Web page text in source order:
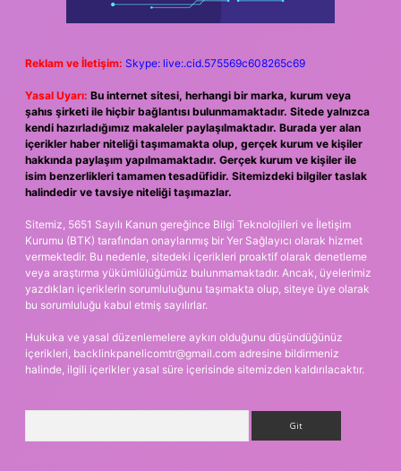
Reklam ve İletişim: Skype: live:.cid.575569c608265c69
Yasal Uyarı: Bu internet sitesi, herhangi bir marka, kurum veya
şahıs şirketi ile hiçbir bağlantısı bulunmamaktadır. Sitede yalnızca
kendi hazırladığımız makaleler paylaşılmaktadır. Burada yer alan
içerikler haber niteliği taşımamakta olup, gerçek kurum ve kişiler
hakkında paylaşım yapılmamaktadır. Gerçek kurum ve kişiler ile
isim benzerlikleri tamamen tesadüfidir. Sitemizdeki bilgiler taslak
halindedir ve tavsiye niteliği taşımazlar.
Sitemiz, 5651 Sayılı Kanun gereğince Bilgi Teknolojileri ve İletişim
Kurumu (BTK) tarafından onaylanmış bir Yer Sağlayıcı olarak hizmet
vermektedir. Bu nedenle, sitedeki içerikleri proaktif olarak denetleme
veya araştırma yükümlülüğümüz bulunmamaktadır. Ancak, üyelerimiz
yazdıkları içeriklerin sorumluluğunu taşımakta olup, siteye üye olarak
bu sorumluluğu kabul etmiş sayılırlar.
Hukuka ve yasal düzenlemelere aykırı olduğunu düşündüğünüz
içerikleri, backlinkpanelicomtr@gmail.com adresine bildirmeniz
halinde, ilgili içerikler yasal süre içerisinde sitemizden kaldırılacaktır.